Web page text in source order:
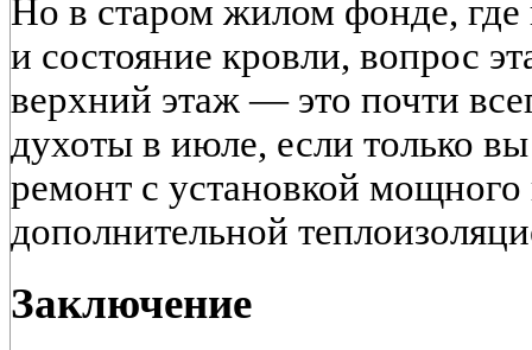
Но в старом жилом фонде, где
и состояние кровли, вопрос
верхний этаж — это почти
духоты в июле, если только
ремонт с установкой
дополнительной
Заключение